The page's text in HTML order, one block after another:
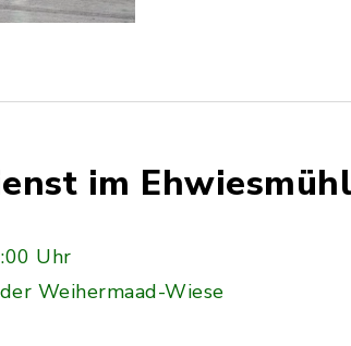
im
Uhr
Weihermaad-Wiese